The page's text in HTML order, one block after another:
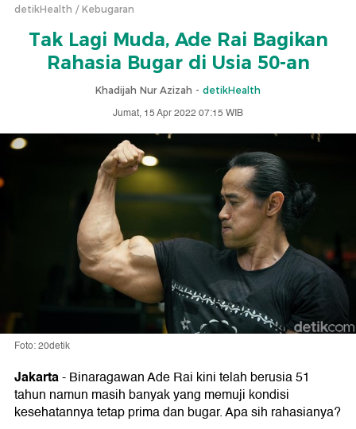
detikHealth Kebugaran
Tak Lagi Muda, Ade Rai Bagikan
Rahasia Bugar di Usia 50-an
Khadijah Nur Azizah - detikHealth
Jumat, 15 Apr 2022 07:15 WIB
Foto: 20detik
Jakarta-Binaragawan Ade Rai kini telah berusia 51
tahun namun masih banyak yang memuji kondisi
kesehatannya tetap prima dan bugar. Apa sih rahasianya?